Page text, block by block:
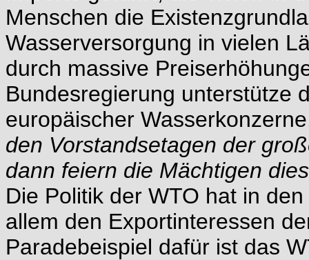
Menschen die
Wasserversorgung in vielen
durch massive
Bundesregierung unterstütze
europäischer
den Vorstandsetagen der
dann feiern die Mächtigen
Die Politik der WTO hat in
allem den Exportinteressen
Paradebeispiel dafür ist das